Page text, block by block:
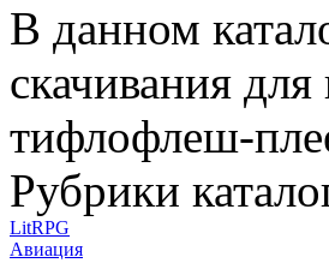
В данном
скачивания
тифлофлеш-
Рубрики
LitRPG
Авиация